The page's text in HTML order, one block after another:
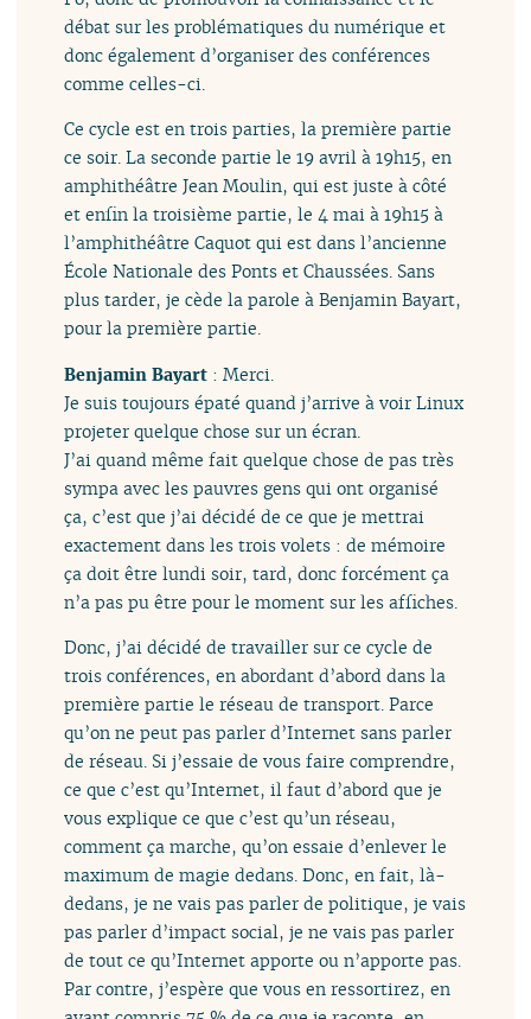
débat sur les problématiques du numérique et
donc également d’organiser des conférences
comme celles-ci.
Ce cycle est en trois parties, la première partie
ce soir. La seconde partie le 19 avril à 19h15, en
amphithéâtre Jean Moulin, qui est juste à côté
et enfin la troisième partie, le 4 mai à 19h15 à
l’amphithéâtre Caquot qui est dans l’ancienne
École Nationale des Ponts et Chaussées. Sans
plus tarder, je cède la parole à Benjamin Bayart,
pour la première partie.
Benjamin Bayart : Merci.
Je suis toujours épaté quand j’arrive à voir Linux
projeter quelque chose sur un écran.
J’ai quand même fait quelque chose de pas très
sympa avec les pauvres gens qui ont organisé
ça, c’est que j’ai décidé de ce que je mettrai
exactement dans les trois volets : de mémoire
ça doit être lundi soir, tard, donc forcément ça
n’a pas pu être pour le moment sur les affiches.
Donc, j’ai décidé de travailler sur ce cycle de
trois conférences, en abordant d’abord dans la
première partie le réseau de transport. Parce
qu’on ne peut pas parler d’Internet sans parler
de réseau. Si j’essaie de vous faire comprendre,
ce que c’est qu’Internet, il faut d’abord que je
vous explique ce que c’est qu’un réseau,
comment ça marche, qu’on essaie d’enlever le
maximum de magie dedans. Donc, en fait, là-
dedans, je ne vais pas parler de politique, je vais
pas parler d’impact social, je ne vais pas parler
de tout ce qu’Internet apporte ou n’apporte pas.
Par contre, j’espère que vous en ressortirez, en